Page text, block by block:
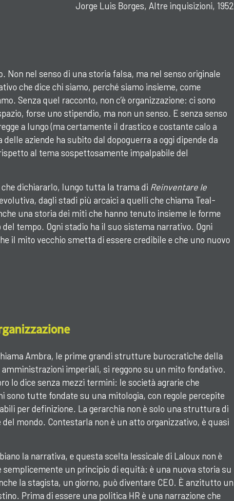
Jorge Luis Borges, Altre inquisizioni, 1952
Non nel senso di una storia falsa, ma nel senso originale
che dice chi siamo, perché siamo insieme, come
Senza quel racconto, non c’è organizzazione: ci sono
forse uno stipendio, ma non un senso. E senza senso
a lungo (ma certamente il drastico e costante calo a
delle aziende ha subito dal dopoguerra a oggi dipende da
al tema sospettosamente impalpabile del
dichiararlo, lungo tutta la trama di Reinventare le
dagli stadi più arcaici a quelli che chiama Teal-
una storia dei miti che hanno tenuto insieme le forme
tempo. Ogni stadio ha il suo sistema narrativo. Ogni
il mito vecchio smetta di essere credibile e che uno nuovo
Ambra, le prime grandi strutture burocratiche della
imperiali, si reggono su un mito fondativo.
lo dice senza mezzi termini: le società agrarie che
sono tutte fondate su una mitologia, con regole percepite
per definizione. La gerarchia non è solo una struttura di
mondo. Contestarla non è un atto organizzativo, è quasi
la narrativa, e questa scelta lessicale di Laloux non è
un principio di equità: è una nuova storia su
la stagista, un giorno, può diventare CEO. È anzitutto un
Prima di essere una politica HR è una narrazione che